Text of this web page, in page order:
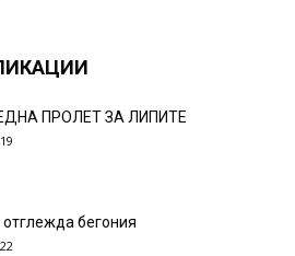
ПРОЛЕТ ЗА ЛИПИТЕ
отглежда бегония